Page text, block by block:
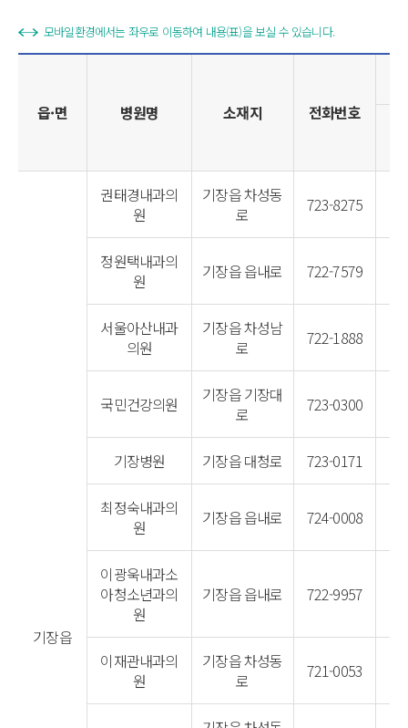
모바일환경에서는 좌우로 이동하여 내용(표)을 보실 수 있습니다.
읍·면 병원명 소재지
전화번호
기장읍
권태경내과의
원
기장읍 차성동
로
723-8275
정원택내과의
원
기장읍 읍내로 722-7579
서울아산내과
의원
기장읍 차성남
로
722-1888
국민건강의원
기장읍 기장대
로
723-0300
기장병원 기장읍 대청로 723-0171
최정숙내과의
원
기장읍 읍내로 724-0008
이광욱내과소
아청소년과의
원
기장읍 읍내로 722-9957
이재관내과의
원
기장읍 차성동
로
721-0053